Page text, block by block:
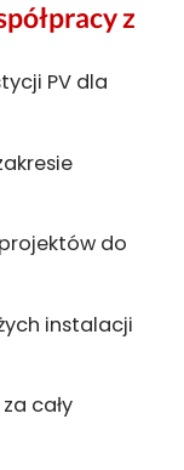
z
PV dla
do
instalacji
cały